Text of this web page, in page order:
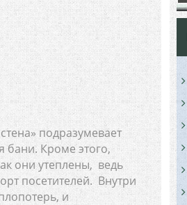
подразумевает
бани. Кроме этого,
они утеплены, ведь
посетителей. Внутри
и